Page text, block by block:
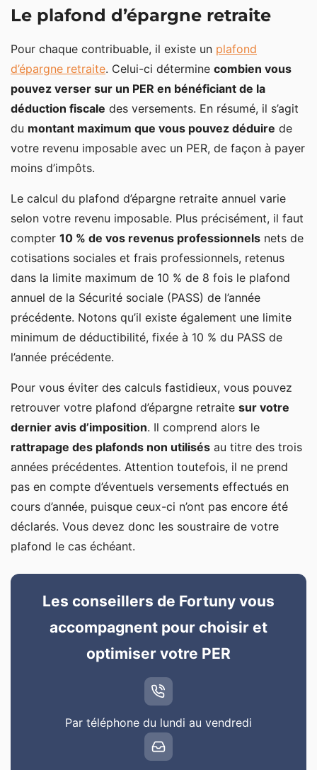
Le plafond d’épargne retraite
Pour chaque contribuable, il existe un plafond
d’épargne retraite. Celui-ci détermine combien vous
pouvez verser sur un PER en bénéficiant de la
déduction fiscale des versements. En résumé, il s’agit
du montant maximum que vous pouvez déduire de
votre revenu imposable avec un PER, de façon à payer
moins d’impôts.
Le calcul du plafond d’épargne retraite annuel varie
selon votre revenu imposable. Plus précisément, il faut
compter 10 % de vos revenus professionnels nets de
cotisations sociales et frais professionnels, retenus
dans la limite maximum de 10 % de 8 fois le plafond
annuel de la Sécurité sociale (PASS) de l’année
précédente. Notons qu’il existe également une limite
minimum de déductibilité, fixée à 10 % du PASS de
l’année précédente.
Pour vous éviter des calculs fastidieux, vous pouvez
retrouver votre plafond d’épargne retraite sur votre
dernier avis d’imposition. Il comprend alors le
rattrapage des plafonds non utilisés au titre des trois
années précédentes. Attention toutefois, il ne prend
pas en compte d’éventuels versements effectués en
cours d’année, puisque ceux-ci n’ont pas encore été
déclarés. Vous devez donc les soustraire de votre
plafond le cas échéant.
Les conseillers de Fortuny vous
accompagnent pour choisir et
optimiser votre PER
Par téléphone du lundi au vendredi